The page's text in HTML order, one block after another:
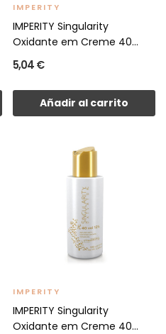
IMPERITY
IMPERITY Singularity
Oxidante em Creme 40
Vol....
5,04 €
Añadir al carrito
IMPERITY
IMPERITY Singularity
Oxidante em Creme 40